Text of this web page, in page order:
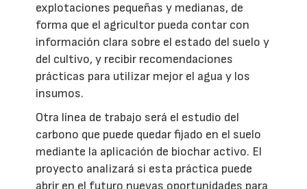
explotaciones pequeñas y medianas, de
forma que el agricultor pueda contar con
información clara sobre el estado del suelo y
del cultivo, y recibir recomendaciones
prácticas para utilizar mejor el agua y los
insumos.
Otra línea de trabajo será el estudio del
carbono que puede quedar fijado en el suelo
mediante la aplicación de biochar activo. El
proyecto analizará si esta práctica puede
abrir en el futuro nuevas oportunidades para